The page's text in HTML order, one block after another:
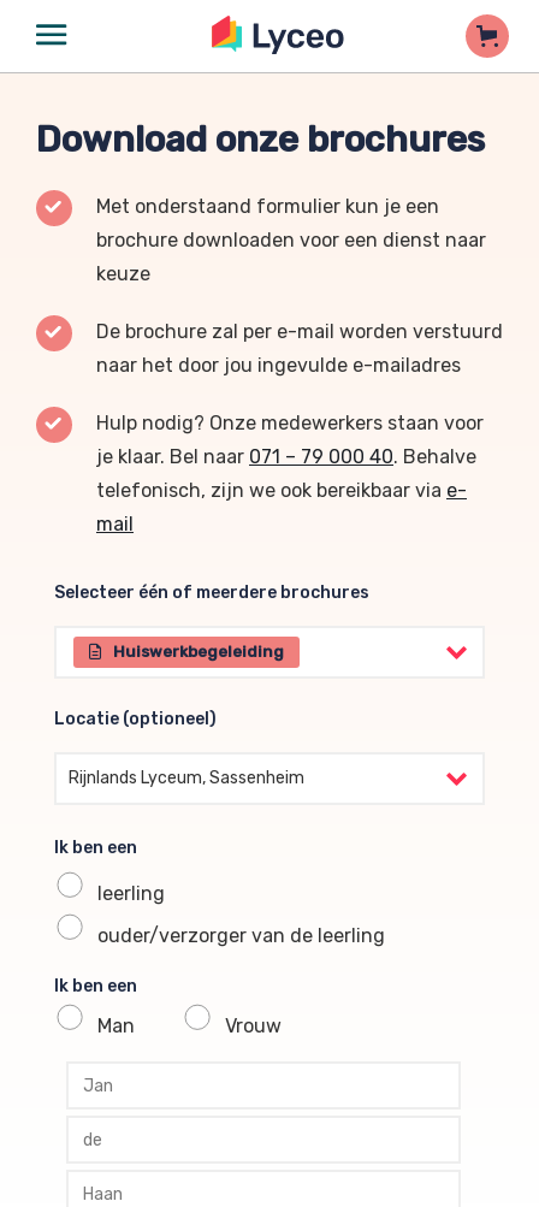
Download onze brochures
Met onderstaand formulier kun je een
brochure downloaden voor een dienst naar
keuze
De brochure zal per e-mail worden verstuurd
naar het door jou ingevulde e-mailadres
Hulp nodig? Onze medewerkers staan voor
je klaar. Bel naar 071 – 79 000 40. Behalve
telefonisch, zijn we ook bereikbaar via e-
mail
Selecteer één of meerdere brochures
Selecteer één of meerdere brochures
Huiswerkbegeleiding
Locatie (optioneel)
Locatie (optioneel)
Rijnlands Lyceum, Sassenheim
Ik ben een
leerling
ouder/verzorger van de leerling
Ik ben een
Man Vrouw
profile voornaam
profile tussenvoegsel
profile achternaam